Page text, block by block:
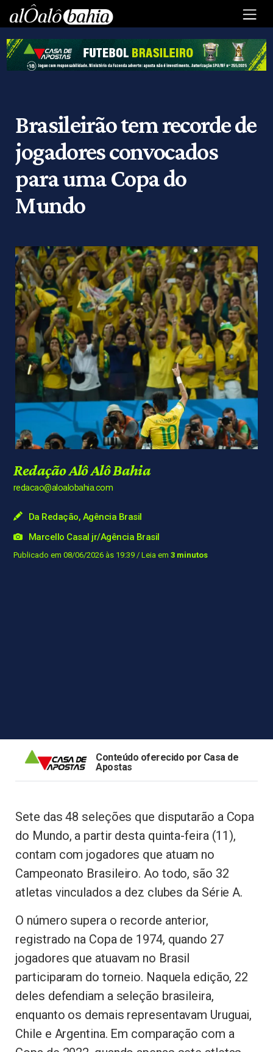
Brasileirão tem recorde de
jogadores convocados
para uma Copa do
Mundo
Redação Alô Alô Bahia
redacao@aloalobahia.com
Da Redação, Agência Brasil
Marcello Casal jr/Agência Brasil
Publicado em 08/06/2026 às 19:39/ Leia em 3 minutos
Conteúdo oferecido por Casa de
Apostas
Sete das 48 seleções que disputarão a Copa
do Mundo, a partir desta quinta-feira (11),
contam com jogadores que atuam no
Campeonato Brasileiro. Ao todo, são 32
atletas vinculados a dez clubes da Série A.
O número supera o recorde anterior,
registrado na Copa de 1974, quando 27
jogadores que atuavam no Brasil
participaram do torneio. Naquela edição, 22
deles defendiam a seleção brasileira,
enquanto os demais representavam Uruguai,
Chile e Argentina. Em comparação com a